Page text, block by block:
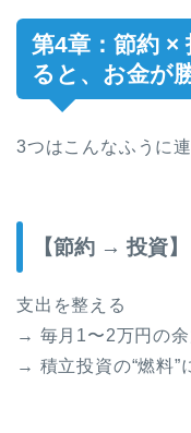
第4章：節約 ×
ると、お金が
3つはこんなふうに連
【節約 → 投資】
支出を整える
→ 毎月1〜2万円の余
→ 積立投資の“燃料”